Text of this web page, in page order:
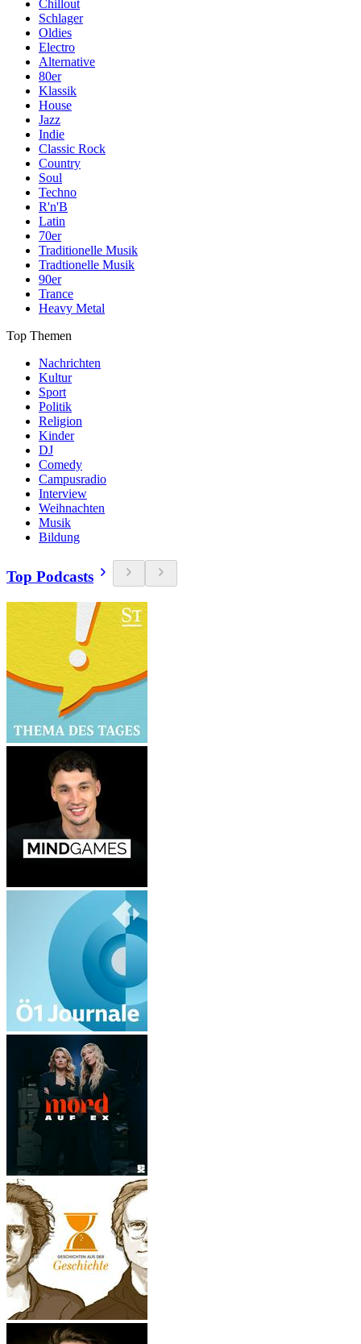
Chillout
Schlager
Oldies
Electro
Alternative
80er
Klassik
House
Jazz
Indie
Classic Rock
Country
Soul
Techno
R'n'B
Latin
70er
Traditionelle Musik
Tradtionelle Musik
90er
Trance
Heavy Metal
Top Themen
Nachrichten
Kultur
Sport
Politik
Religion
Kinder
DJ
Comedy
Campusradio
Interview
Weihnachten
Musik
Bildung
Top Podcasts